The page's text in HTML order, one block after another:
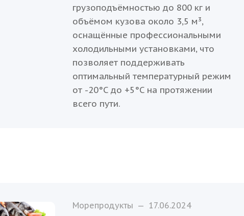
грузоподъёмностью до 800 кг и
объёмом кузова около 3,5 м³,
оснащённые профессиональными
холодильными установками, что
позволяет поддерживать
оптимальный температурный режим
от -20°C до +5°C на протяжении
всего пути.
Морепродукты — 17.06.2024